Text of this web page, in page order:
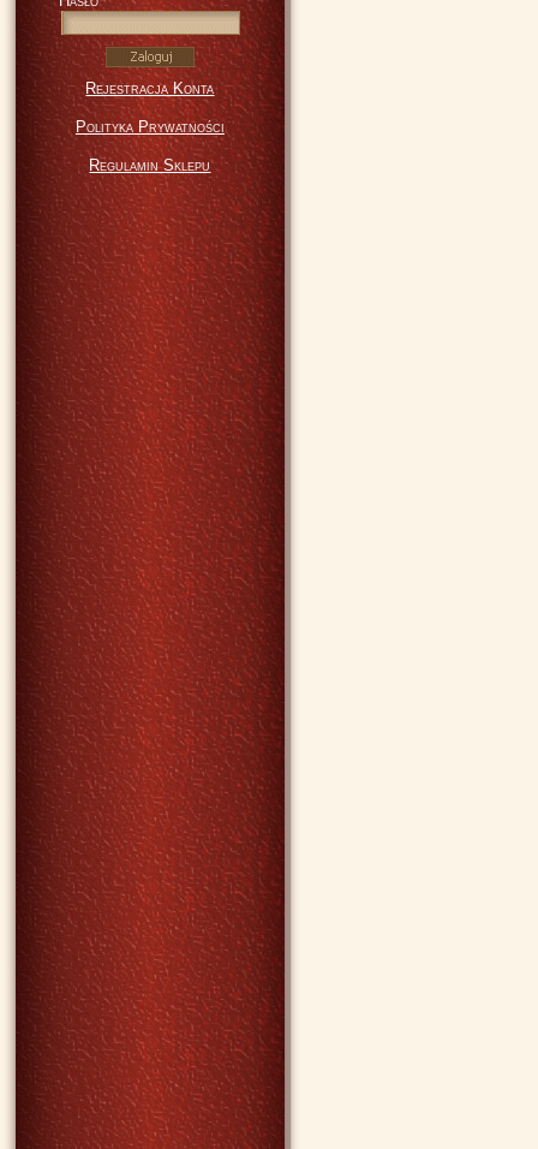
Rejestracja Konta
Polityka Prywatności
Regulamin Sklepu